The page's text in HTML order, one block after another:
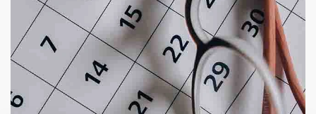
الجدول الزمني لزيارات طبيب عيون عيون الاطفال